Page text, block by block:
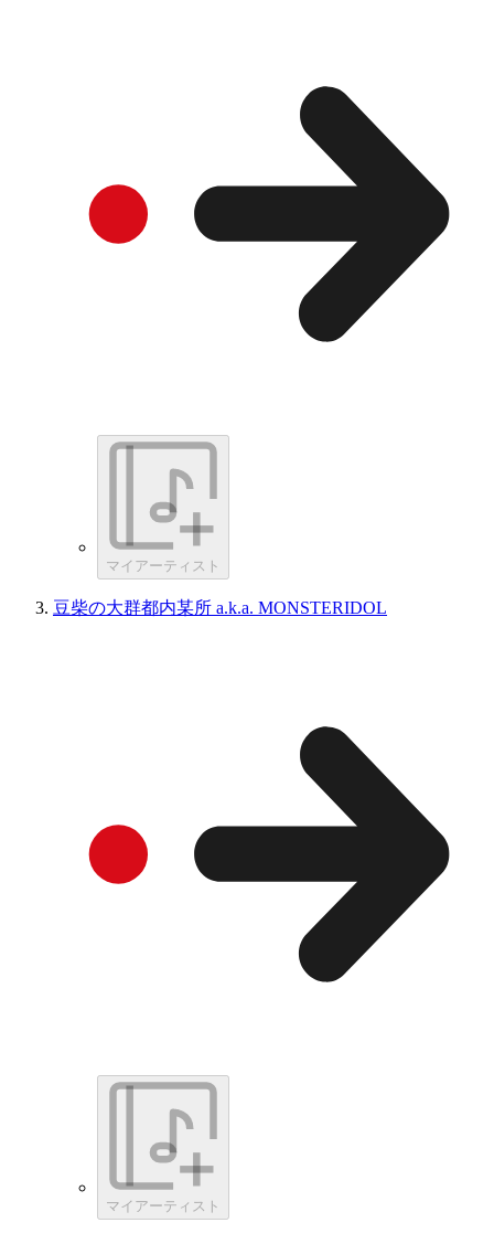
マイアーティスト
豆柴の大群都内某所 a.k.a. MONSTERIDOL
マイアーティスト